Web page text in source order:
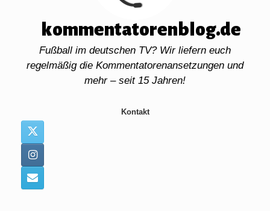
kommentatorenblog.de
Fußball im deutschen TV? Wir liefern euch
regelmäßig die Kommentatorenansetzungen und
mehr – seit 15 Jahren!
Kontakt